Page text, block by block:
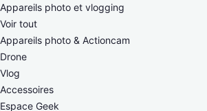
Appareils photo et vlogging
Voir tout
Appareils photo & Actioncam
Drone
Vlog
Accessoires
Espace Geek